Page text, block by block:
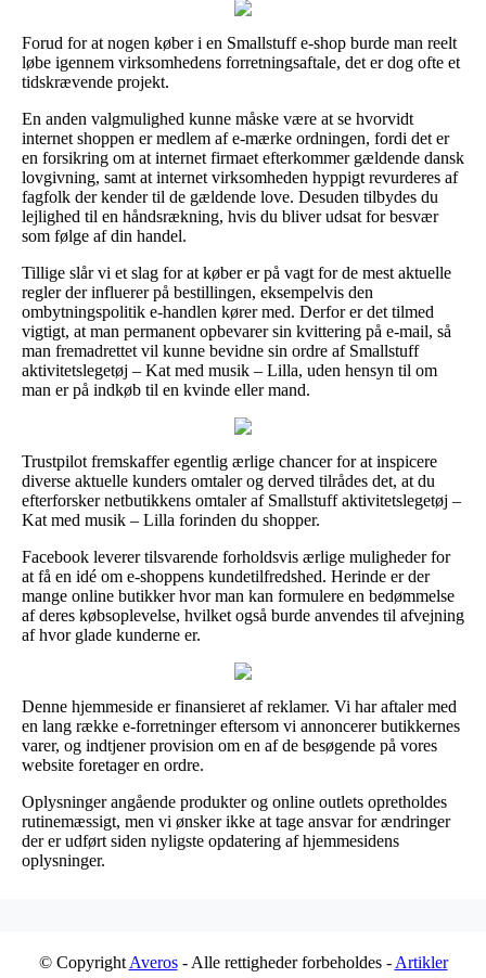
Forud for at nogen køber i en Smallstuff e-shop burde man reelt
løbe igennem virksomhedens forretningsaftale, det er dog ofte et
tidskrævende projekt.
En anden valgmulighed kunne måske være at se hvorvidt
internet shoppen er medlem af e-mærke ordningen, fordi det er
en forsikring om at internet firmaet efterkommer gældende dansk
lovgivning, samt at internet virksomheden hyppigt revurderes af
fagfolk der kender til de gældende love. Desuden tilbydes du
lejlighed til en håndsrækning, hvis du bliver udsat for besvær
som følge af din handel.
Tillige slår vi et slag for at køber er på vagt for de mest aktuelle
regler der influerer på bestillingen, eksempelvis den
ombytningspolitik e-handlen kører med. Derfor er det tilmed
vigtigt, at man permanent opbevarer sin kvittering på e-mail, så
man fremadrettet vil kunne bevidne sin ordre af Smallstuff
aktivitetslegetøj – Kat med musik – Lilla, uden hensyn til om
man er på indkøb til en kvinde eller mand.
Trustpilot fremskaffer egentlig ærlige chancer for at inspicere
diverse aktuelle kunders omtaler og derved tilrådes det, at du
efterforsker netbutikkens omtaler af Smallstuff aktivitetslegetøj –
Kat med musik – Lilla forinden du shopper.
Facebook leverer tilsvarende forholdsvis ærlige muligheder for
at få en idé om e-shoppens kundetilfredshed. Herinde er der
mange online butikker hvor man kan formulere en bedømmelse
af deres købsoplevelse, hvilket også burde anvendes til afvejning
af hvor glade kunderne er.
Denne hjemmeside er finansieret af reklamer. Vi har aftaler med
en lang række e-forretninger eftersom vi annoncerer butikkernes
varer, og indtjener provision om en af de besøgende på vores
website foretager en ordre.
Oplysninger angående produkter og online outlets opretholdes
rutinemæssigt, men vi ønsker ikke at tage ansvar for ændringer
der er udført siden nyligste opdatering af hjemmesidens
oplysninger.
© Copyright Averos- Alle rettigheder forbeholdes - Artikler